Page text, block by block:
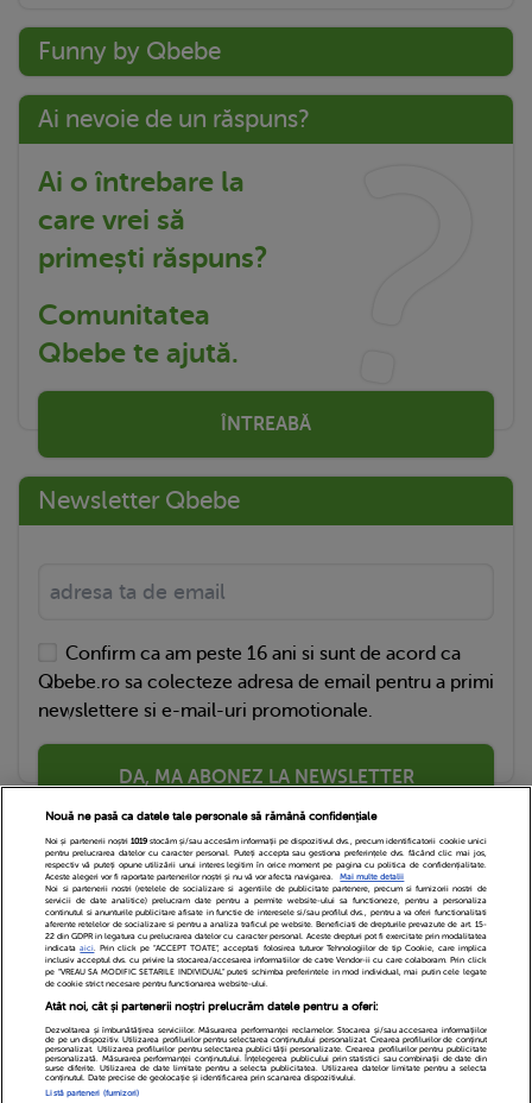
Funny by Qbebe
Ai nevoie de un răspuns?
Ai o întrebare la
care vrei să
primești răspuns?
Comunitatea
Qbebe te ajută.
ÎNTREABĂ
Newsletter Qbebe
Confirm ca am peste 16 ani si sunt de acord ca
Qbebe.ro sa colecteze adresa de email pentru a primi
newslettere si e-mail-uri promotionale.
DA, MA ABONEZ LA NEWSLETTER
Echipa Editoriala Newsletter
Contact
Cariere
Cookies
Politica de confidentialitate
DivaHair Cosmetics
Despre noi
Termeni si conditii
Nouă ne pasă ca datele tale personale să rămână confidențiale
Noi și partenerii noștri 1019stocăm și/sau accesăm informații pe dispozitivul dvs., precum identificatorii cookie unici
pentru prelucrarea datelor cu caracter personal. Puteți accepta sau gestiona preferințele dvs. făcând clic mai jos,
respectiv vă puteți opune utilizării unui interes legitim în orice moment pe pagina cu politica de confidențialitate.
Aceste alegeri vor fi raportate partenerilor noștri și nu vă vor afecta navigarea.
Mai multe detalii
Noi si partenerii nostri (retelele de socializare si agentiile de publicitate partenere, precum si furnizorii nostri de
servicii de date analitice) prelucram date pentru a permite website-ului sa functioneze, pentru a personaliza
continutul si anunturile publicitare afisate in functie de interesele si/sau profilul dvs., pentru a va oferi functionalitati
aferente retelelor de socializare si pentru a analiza traficul pe website. Beneficiati de drepturile prevazute de art. 15-
22 din GDPR in legatura cu prelucrarea datelor cu caracter personal. Aceste drepturi pot fi exercitate prin modalitatea
indicataaici. Prin click pe “ACCEPT TOATE”, acceptati folosirea tuturor Tehnologiilor de tip Cookie, care implica
inclusiv acceptul dvs. cu privire la stocarea/accesarea informatiilor de catre Vendor-ii cu care colaboram. Prin click
pe “VREAU SA MODIFIC SETARILE INDIVIDUAL” puteti schimba preferintele in mod individual, mai putin cele legate
de cookie strict necesare pentru functionarea website-ului.
Atât noi, cât și partenerii noștri prelucrăm datele pentru a oferi:
Dezvoltarea și îmbunătățirea serviciilor. Măsurarea performanței reclamelor. Stocarea și/sau accesarea informațiilor
de pe un dispozitiv. Utilizarea profilurilor pentru selectarea conținutului personalizat. Crearea profilurilor de conținut
personalizat. Utilizarea profilurilor pentru selectarea publicității personalizate. Crearea profilurilor pentru publicitate
personalizată. Măsurarea performanței conținutului. Înțelegerea publicului prin statistici sau combinații de date din
surse diferite. Utilizarea de date limitate pentru a selecta publicitatea. Utilizarea datelor limitate pentru a selecta
conținutul. Date precise de geolocație și identificarea prin scanarea dispozitivului.
Listă parteneri (furnizori)